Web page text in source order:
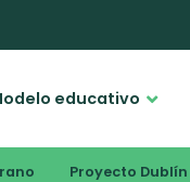
educativo
Proyecto Dublín